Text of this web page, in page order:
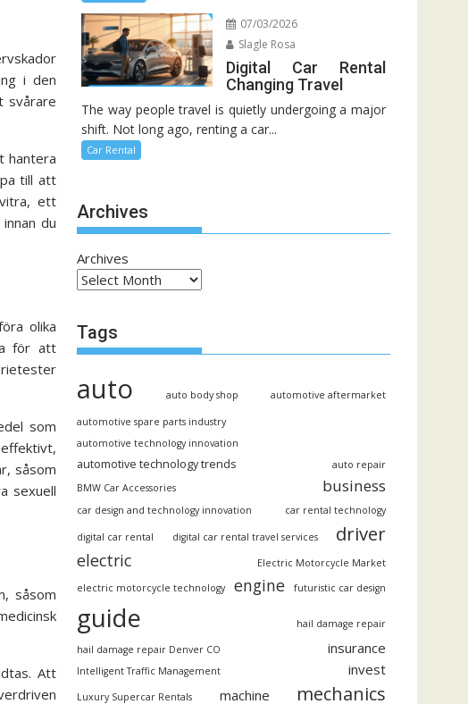
i den
svårare
hantera
till att
ett
du
olika
för att
som
såsom
sexuell
såsom
Att
07/03/2026
Slagle Rosa
Digital Car Rental
Changing Travel
The way people travel is quietly undergoing a major
shift. Not long ago, renting a car...
Car Rental
Archives
Archives
Tags
auto auto body shop automotive aftermarket
automotive spare parts industry
automotive technology innovation
automotive technology trends
auto repair
BMW Car Accessories
business
car design and technology innovation car rental technology
digital car rental digital car rental travel services driver
electric
Electric Motorcycle Market
electric motorcycle technology
engine futuristic car design
guide hail damage repair
hail damage repair Denver CO insurance
Intelligent Traffic Management invest
Luxury Supercar Rentals machine mechanics